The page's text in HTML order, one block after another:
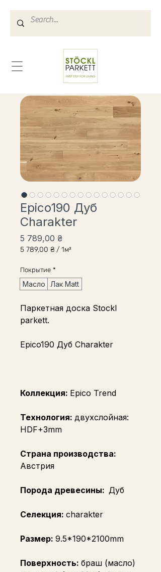
Epico190 Дуб
Charakter
5 789,00 ₴Цена
5 789,00 ₴ / 1м²
за
Квадратный
метр
Покрытие *
Масло Лак Matt
Паркетная доска Stockl
parkett.
Epico190 Дуб Charakter
Коллекция: Epico Trend
Технология: двухслойная:
HDF+3mm
Страна производства:
Австрия
Порода древесины: Дуб
Селекция: charakter
Размер: 9.5*190*2100mm
Поверхность: браш (масло)